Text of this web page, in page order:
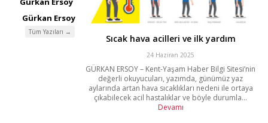
Gürkan Ersoy
Tüm Yazıları →
Sıcak hava acilleri ve ilk yardım
24 Haziran 2025
GÜRKAN ERSOY – Kent-Yaşam Haber Bilgi Sitesi’nin
değerli okuyucuları, yazımda, günümüz yaz
aylarında artan hava sıcaklıkları nedeni ile ortaya
çıkabilecek acil hastalıklar ve böyle durumla...
Devamı